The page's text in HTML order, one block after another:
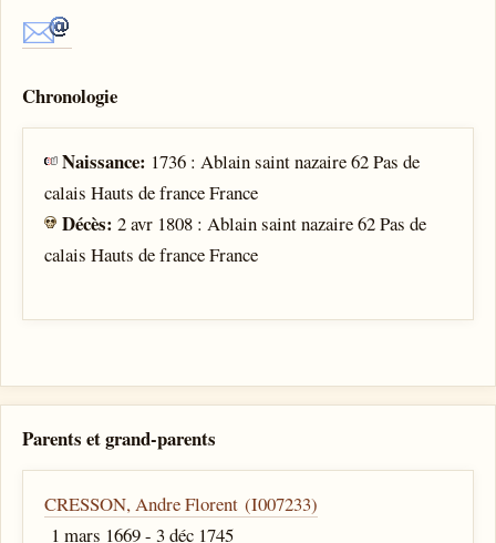
Chronologie
Naissance: 1736 : Ablain saint nazaire 62 Pas de
calais Hauts de france France
Décès:2 avr 1808 : Ablain saint nazaire 62 Pas de
calais Hauts de france France
Parents et grand-parents
CRESSON, Andre Florent (I007233)
1 mars 1669 - 3 déc 1745